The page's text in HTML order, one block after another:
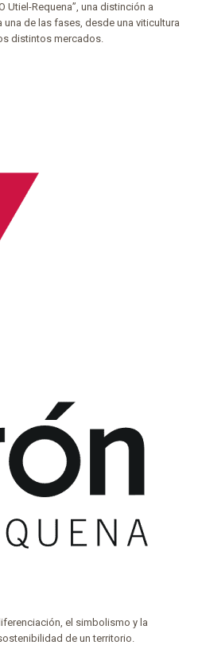
Utiel-Requena”, una distinción a
de las fases, desde una viticultura
distintos mercados.
el simbolismo y la
de un territorio.